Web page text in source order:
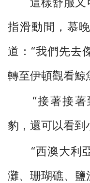
指滑動間，慕
道：“我們先去
轉至伊頓觀看鯨
“接著接著
豹，還可以看到
“西澳大利亞
灘、珊瑚礁、